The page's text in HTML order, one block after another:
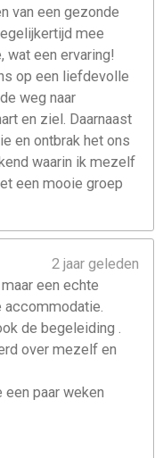
van een gezonde
mee
wat een ervaring!
op een liefdevolle
weg naar
en ziel. Daarnaast
en ontbrak het ons
waarin ik mezelf
een mooie groep
2 jaar geleden
een echte
accommodatie.
de begeleiding .
over mezelf en
paar weken